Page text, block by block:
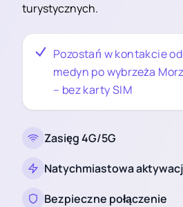
turystycznych.
Pozostań w kontakcie
medyn po wybrzeża
– bez karty SIM
Zasięg 4G/5G
Natychmiastowa
Bezpieczne połączenie